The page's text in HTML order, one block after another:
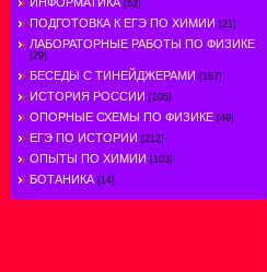
[52]
ПОДГОТОВКА К ЕГЭ ПО ХИМИИ [21]
ЛАБОРАТОРНЫЕ РАБОТЫ ПО ФИЗИКЕ
[29]
БЕСЕДЫ С ТИНЕЙДЖЕРАМИ [167]
ИСТОРИЯ РОССИИ [105]
ОПОРНЫЕ СХЕМЫ ПО ФИЗИКЕ [49]
ЕГЭ ПО ИСТОРИИ [212]
ОПЫТЫ ПО ХИМИИ [103]
БОТАНИКА [14]